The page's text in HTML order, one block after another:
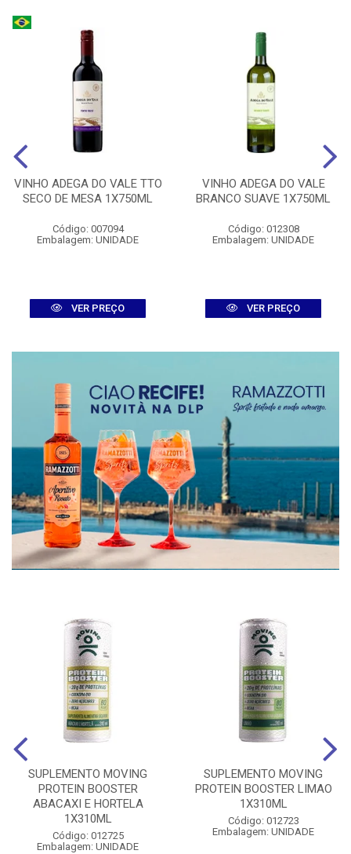
VINHO ADEGA DO VALE TTO
SECO DE MESA 1X750ML
Código: 007094
Embalagem: UNIDADE
VER PREÇO
VINHO ADEGA DO VALE
BRANCO SUAVE 1X750ML
Código: 012308
Embalagem: UNIDADE
VER PREÇO
SUPLEMENTO MOVING
PROTEIN BOOSTER
ABACAXI E HORTELA
1X310ML
Código: 012725
Embalagem: UNIDADE
SUPLEMENTO MOVING
PROTEIN BOOSTER LIMAO
1X310ML
Código: 012723
Embalagem: UNIDADE